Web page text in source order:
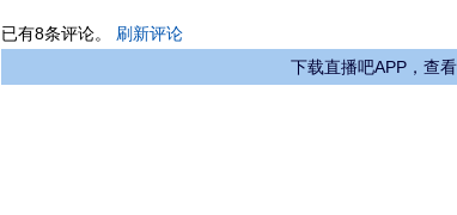
已有8条评论。 刷新评论
下载直播吧APP，查